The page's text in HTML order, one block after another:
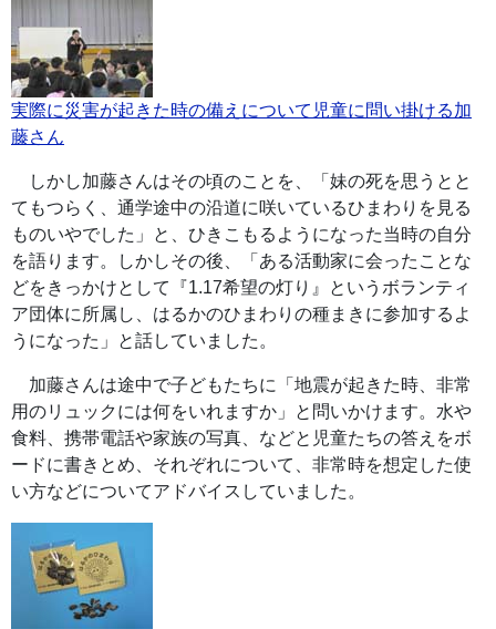
実際に災害が起きた時の備えについて児童に問い掛ける加
藤さん
しかし加藤さんはその頃のことを、「妹の死を思うとと
てもつらく、通学途中の沿道に咲いているひまわりを見る
ものいやでした」と、ひきこもるようになった当時の自分
を語ります。しかしその後、「ある活動家に会ったことな
どをきっかけとして『1.17希望の灯り』というボランティ
ア団体に所属し、はるかのひまわりの種まきに参加するよ
うになった」と話していました。
加藤さんは途中で子どもたちに「地震が起きた時、非常
用のリュックには何をいれますか」と問いかけます。水や
食料、携帯電話や家族の写真、などと児童たちの答えをボ
ードに書きとめ、それぞれについて、非常時を想定した使
い方などについてアドバイスしていました。